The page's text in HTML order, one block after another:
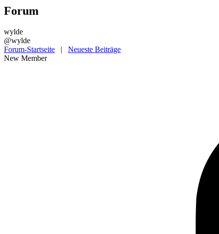
Forum
wylde
@wylde
Forum-Startseite | Neueste Beiträge
New Member